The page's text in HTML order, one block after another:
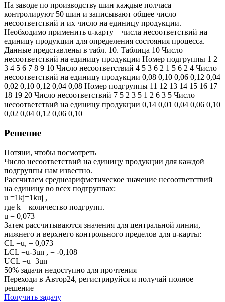
На заводе по производству шин каждые полчаса
контролируют 50 шин и записывают общее число
несоответствий и их число на единицу продукции.
Необходимо применить u-карту – числа несоответствий на
единицу продукции для определения состояния процесса.
Данные представлены в табл. 10. Таблица 10 Число
несоответствий на единицу продукции Номер подгруппы 1 2
3 4 5 6 7 8 9 10 Число несоответствий 4 5 3 6 2 1 5 6 2 4 Число
несоответствий на единицу продукции 0,08 0,10 0,06 0,12 0,04
0,02 0,10 0,12 0,04 0,08 Номер подгруппы 11 12 13 14 15 16 17
18 19 20 Число несоответствий 7 5 2 3 5 1 2 6 3 5 Число
несоответствий на единицу продукции 0,14 0,01 0,04 0,06 0,10
0,02 0,04 0,12 0,06 0,10
Решение
Потяни, чтобы посмотреть
Число несоответствий на единицу продукции для каждой
подгруппы нам известно.
Рассчитаем среднеарифметическое значение несоответствий
на единицу во всех подгруппах:
u =1kj=1kuj ,
где k – количество подгрупп.
u = 0,073
Затем рассчитываются значения для центральной линии,
нижнего и верхнего контрольного пределов для u-карты:
CL =u, = 0,073
LCL =u-3un , = -0,108
UCL =u+3un
50% задачи недоступно для прочтения
Переходи в Автор24, регистрируйся и получай полное
решение
Получить задачу